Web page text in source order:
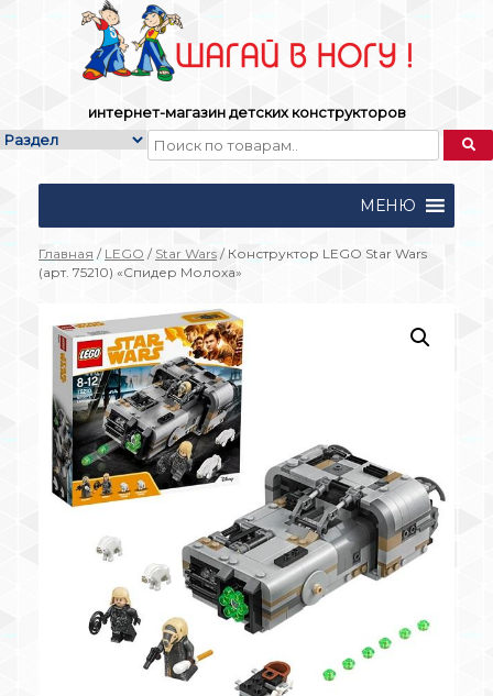
интернет-магазин детских конструкторов
МЕНЮ
Главная / LEGO / Star Wars / Конструктор LEGO Star Wars
(арт. 75210) «Спидер Молоха»